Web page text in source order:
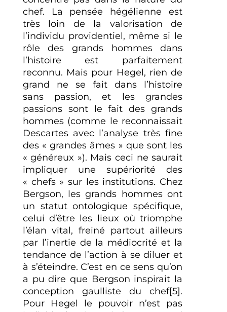
chef. La pensée hégélienne est
très loin de la valorisation de
l’individu providentiel, même si le
rôle des grands hommes dans
l’histoire est parfaitement
reconnu. Mais pour Hegel, rien de
grand ne se fait dans l’histoire
sans passion, et les grandes
passions sont le fait des grands
hommes (comme le reconnaissait
Descartes avec l’analyse très fine
des « grandes âmes » que sont les
« généreux »). Mais ceci ne saurait
impliquer une supériorité des
« chefs » sur les institutions. Chez
Bergson, les grands hommes ont
un statut ontologique spécifique,
celui d’être les lieux où triomphe
l’élan vital, freiné partout ailleurs
par l’inertie de la médiocrité et la
tendance de l’action à se diluer et
à s’éteindre. C’est en ce sens qu’on
a pu dire que Bergson inspirait la
conception gaulliste du chef[5].
Pour Hegel le pouvoir n’est pas